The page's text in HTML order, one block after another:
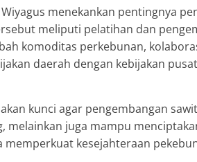
menekankan pentingnya
meliputi pelatihan dan
komoditas perkebunan,
daerah dengan kebijakan
kunci agar pengembangan
melainkan juga mampu
kesejahteraan